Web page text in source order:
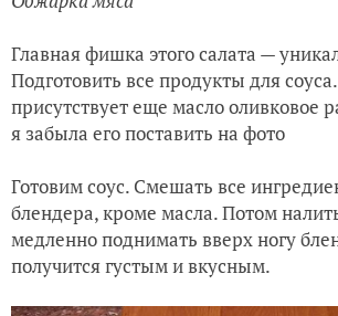
Главная фишка этого салата —
Подготовить все продукты для
присутствует еще масло оливковое
я забыла его поставить на фото
Готовим соус. Смешать все
блендера, кроме масла. Потом
медленно поднимать вверх ногу
получится густым и вкусным.